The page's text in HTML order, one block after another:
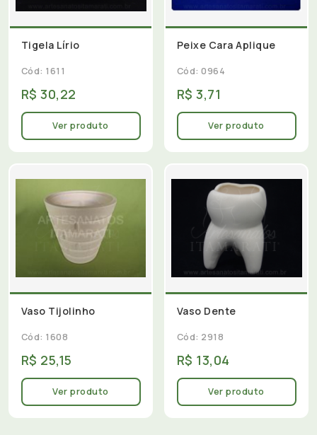
Tigela Lírio
Cód: 1611
R$ 30,22
Ver produto
Peixe Cara Aplique
Cód: 0964
R$ 3,71
Ver produto
Vaso Tijolinho
Cód: 1608
R$ 25,15
Ver produto
Vaso Dente
Cód: 2918
R$ 13,04
Ver produto